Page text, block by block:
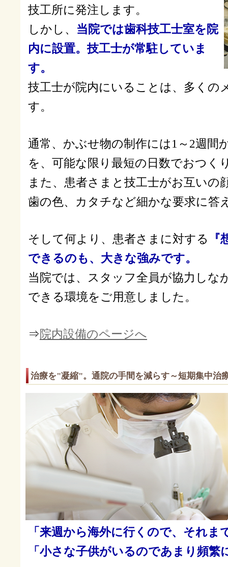
技工所に発注します。
しかし、 当院では歯科技工士室を院
内に設置。技工士が常駐していま
す。
技工士が院内にいることは、多くの
す。
通常、かぶせ物の制作には1～2週間
を、可能な限り最短の日数でおつく
また、患者さまと技工士がお互いの
歯の色、カタチなど細かな要求に答
そして何より、患者さまに対する
できるのも、大きな強みです。
当院では、スタッフ全員が協力しな
できる環境をご用意しました。
⇒ 院内設備のページへ
治療を"凝縮"。通院の手間を減らす～短期集中治
「来週から海外に行くので、それま
「小さな子供がいるのであまり頻繁